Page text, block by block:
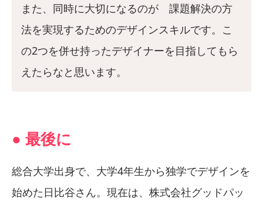
また、同時に大切になるのが 課題解決の方
法を実現するためのデザインスキルです。こ
の2つを併せ持ったデザイナーを目指してもら
えたらなと思います。
● 最後に
総合大学出身で、大学4年生から独学でデザインを
始めた日比谷さん。現在は、株式会社グッドパッ